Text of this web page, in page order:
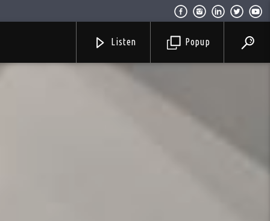
Popup
Listen